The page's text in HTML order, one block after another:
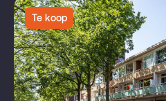
Te koop